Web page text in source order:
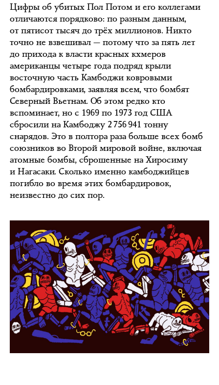
Цифры об убитых Пол Потом и его коллегами
отличаются порядково: по разным данным,
от пятисот тысяч до трёх миллионов. Никто
точно не взвешивал — потому что за пять лет
до прихода к власти красных кхмеров
американцы четыре года подряд крыли
восточную часть Камбоджи ковровыми
бомбардировками, заявляя всем, что бомбят
Северный Вьетнам. Об этом редко кто
вспоминает, но с 1969 по 1973 год США
сбросили на Камбоджу 2 756 941 тонну
снарядов. Это в полтора раза больше всех бомб
союзников во Второй мировой войне, включая
атомные бомбы, сброшенные на Хиросиму
и Нагасаки. Сколько именно камбоджийцев
погибло во время этих бомбардировок,
неизвестно до сих пор.